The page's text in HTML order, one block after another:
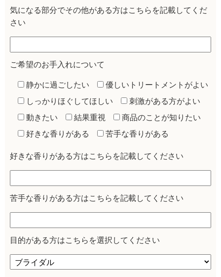
気になる部分でその他がある方はこちらを記載してくだ
さい
ご希望のお手入れについて
静かに過ごしたい
優しいトリートメントがよい
しっかりほぐしてほしい
刺激がある方がよい
動きたい
結果重視
商品のことが知りたい
好きな香りがある
苦手な香りがある
好きな香りがある方はこちらを記載してください
苦手な香りがある方はこちらを記載してください
目的がある方はこちらを選択してください